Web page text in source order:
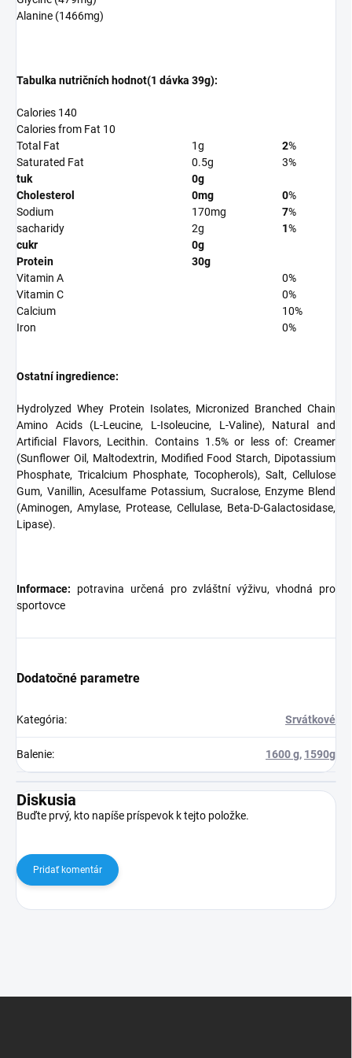
Alanine (1466mg)
Tabulka nutričních hodnot(1 dávka 39g):
Calories 140
Calories from Fat 10
Total Fat
1g 2%
Saturated Fat
0.5g
3%
tuk
0g
Cholesterol
0mg 0%
Sodium
170mg 7%
sacharidy
2g 1%
cukr
0g
Protein
30g
Vitamin A
0%
Vitamin C
0%
Calcium
10%
Iron
0%
Ostatní ingredience:
Hydrolyzed Whey Protein Isolates, Micronized Branched Chain
Amino Acids (L-Leucine, L-Isoleucine, L-Valine), Natural and
Artificial Flavors, Lecithin. Contains 1.5% or less of: Creamer
(Sunflower Oil, Maltodextrin, Modified Food Starch, Dipotassium
Phosphate, Tricalcium Phosphate, Tocopherols), Salt, Cellulose
Gum, Vanillin, Acesulfame Potassium, Sucralose, Enzyme Blend
(Aminogen, Amylase, Protease, Cellulase, Beta-D-Galactosidase,
Lipase).
Informace: potravina určená pro zvláštní výživu, vhodná pro
sportovce
Dodatočné parametre
Kategória: Srvátkové
Balenie: 1600 g, 1590g
Diskusia
Buďte prvý, kto napíše príspevok k tejto položke.
Pridať komentár